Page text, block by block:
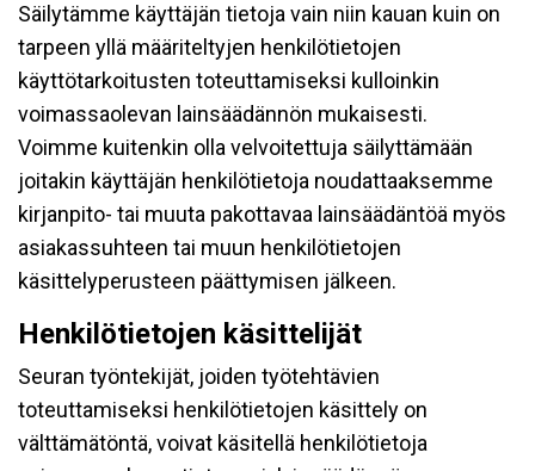
Säilytämme käyttäjän tietoja vain niin kauan kuin on
tarpeen yllä määriteltyjen henkilötietojen
käyttötarkoitusten toteuttamiseksi kulloinkin
voimassaolevan lainsäädännön mukaisesti.
Voimme kuitenkin olla velvoitettuja säilyttämään
joitakin käyttäjän henkilötietoja noudattaaksemme
kirjanpito- tai muuta pakottavaa lainsäädäntöä myös
asiakassuhteen tai muun henkilötietojen
käsittelyperusteen päättymisen jälkeen.
Henkilötietojen käsittelijät
Seuran työntekijät, joiden työtehtävien
toteuttamiseksi henkilötietojen käsittely on
välttämätöntä, voivat käsitellä henkilötietoja